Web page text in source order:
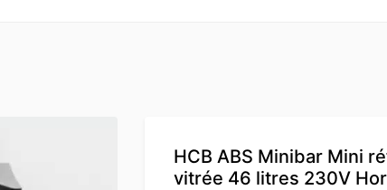
HCB ABS Minibar Mini
vitrée 46 litres 230V